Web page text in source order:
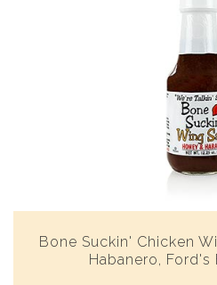
Bone Suckin' Chicken
Habanero,